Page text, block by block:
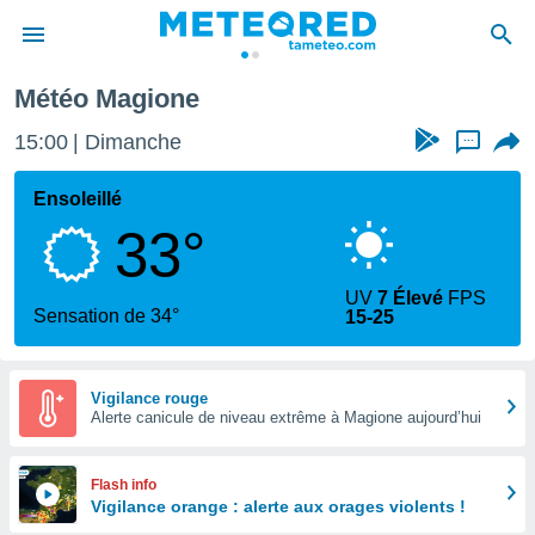
de
Météo Magione
15:00 Dimanche ...
Ensoleillé
33°
Sensation de 34°
UV7 Élevé FPS
15-25
Vigilance rouge
Alerte canicule de niveau extrême à Magione aujourd’hui
Flash info
Vigilance orange : alerte aux orages violents !